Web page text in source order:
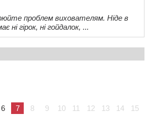
проблем вихователям. Ніде в
ні гірок, ні гойдалок, ...
6 7 8 9 10 11 12 13 14
15